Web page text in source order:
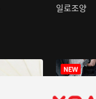
일로조양